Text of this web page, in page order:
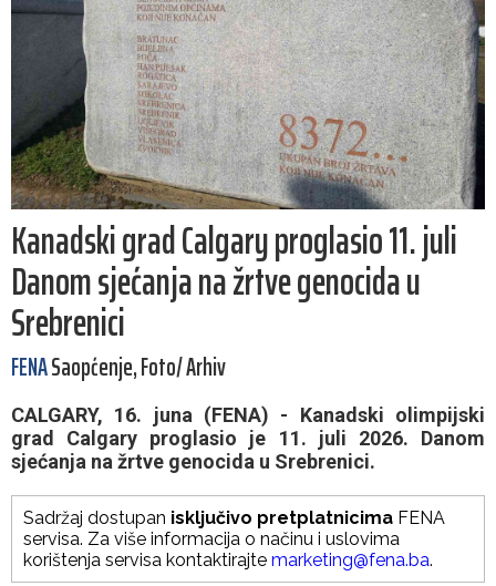
Kanadski grad Calgary proglasio 11. juli
Danom sjećanja na žrtve genocida u
Srebrenici
FENASaopćenje, Foto/ Arhiv
CALGARY, 16. juna (FENA) - Kanadski olimpijski
grad Calgary proglasio je 11. juli 2026. Danom
sjećanja na žrtve genocida u Srebrenici.
Sadržaj dostupan isključivo pretplatnicima FENA
servisa. Za više informacija o načinu i uslovima
korištenja servisa kontaktirajte marketing@fena.ba.